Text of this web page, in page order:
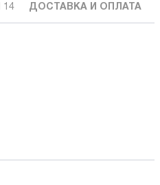
14 ДОСТАВКА И ОПЛАТА